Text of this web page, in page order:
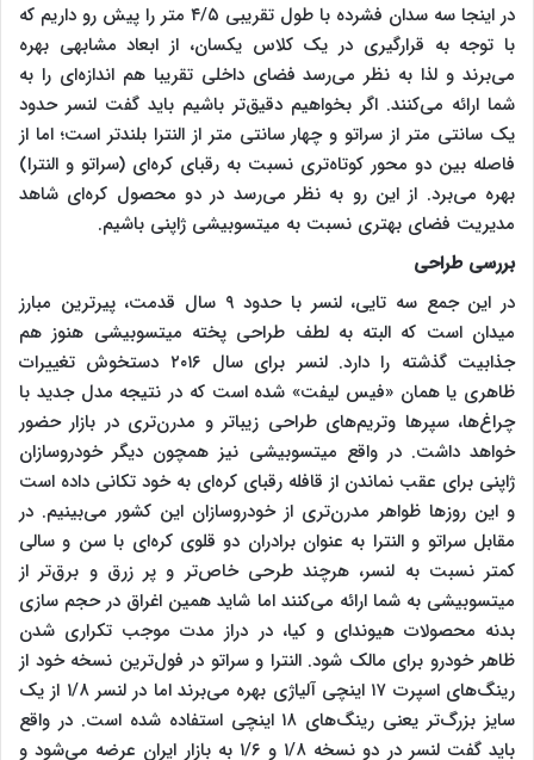
در اینجا سه سدان فشرده با طول تقریبی ۴/۵ متر را پیش رو داریم که
با توجه به قرارگیری در یک کلاس یکسان، از ابعاد مشابهی بهره
می‌برند و لذا به نظر می‌رسد فضای داخلی تقریبا هم اندازه‌ای را به
شما ارائه می‌کنند. اگر بخواهیم دقیق‌تر باشیم باید گفت لنسر حدود
یک سانتی متر از سراتو و چهار سانتی متر از النترا بلند‌تر است؛ اما از
فاصله بین دو محور کوتاه‌تری نسبت به رقبای کره‌ای (سراتو و النترا)
بهره می‌برد. از این رو به نظر می‌رسد در دو محصول کره‌ای شاهد
مدیریت فضای بهتری نسبت به میتسوبیشی ژاپنی باشیم.
بررسی طراحی
در این جمع سه تایی، لنسر با حدود ۹ سال قدمت، پیرترین مبارز
میدان است که البته به لطف طراحی پخته میتسوبیشی هنوز هم
جذابیت گذشته را دارد. لنسر برای سال ۲۰۱۶ دستخوش تغییرات
ظاهری یا همان «فیس لیفت» شده است که در نتیجه مدل جدید با
چراغ‌ها، سپرها و‌تریم‌های طراحی زیباتر و مدرن‌تری در بازار حضور
خواهد داشت. در واقع میتسوبیشی نیز همچون دیگر خودروسازان
ژاپنی برای عقب نماندن از قافله رقبای کره‌ای به خود تکانی داده است
و این روزها ظواهر مدرن‌تری از خودروسازان این کشور می‌بینیم. در
مقابل سراتو و النترا به عنوان برادران دو قلوی کره‌ای با سن و سالی
کمتر نسبت به لنسر، هرچند طرحی خاص‌تر و پر زرق و برق‌تر از
میتسوبیشی به شما ارائه می‌کنند اما شاید همین اغراق در حجم سازی
بدنه محصولات هیوندای و کیا، در دراز مدت موجب تکراری شدن
ظاهر خودرو برای مالک شود. النترا و سراتو در فول‌ترین نسخه خود از
رینگ‌های اسپرت ۱۷ اینچی آلیاژی بهره می‌برند اما در لنسر ۱/۸ از یک
سایز بزرگ‌تر یعنی رینگ‌های ۱۸ اینچی استفاده شده است. در واقع
باید گفت لنسر در دو نسخه ۱/۸ و ۱/۶ به بازار ایران عرضه می‌شود و